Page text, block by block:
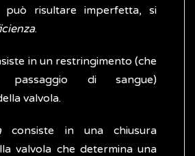
può risultare imperfetta, si
.
in un restringimento (che
di sangue)
valvola.
consiste in una chiusura
valvola che determina una